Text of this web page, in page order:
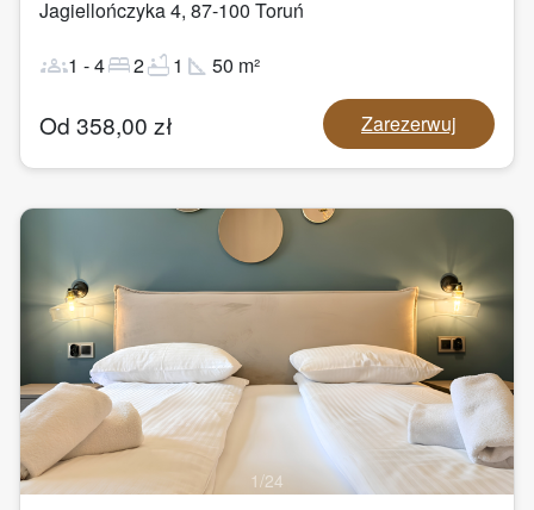
Jagiellończyka 4, 87-100 Toruń
groups1 -4bed2bathtub1 square_foot 50 m²
Od 358,00 zł Zarezerwuj
1/24